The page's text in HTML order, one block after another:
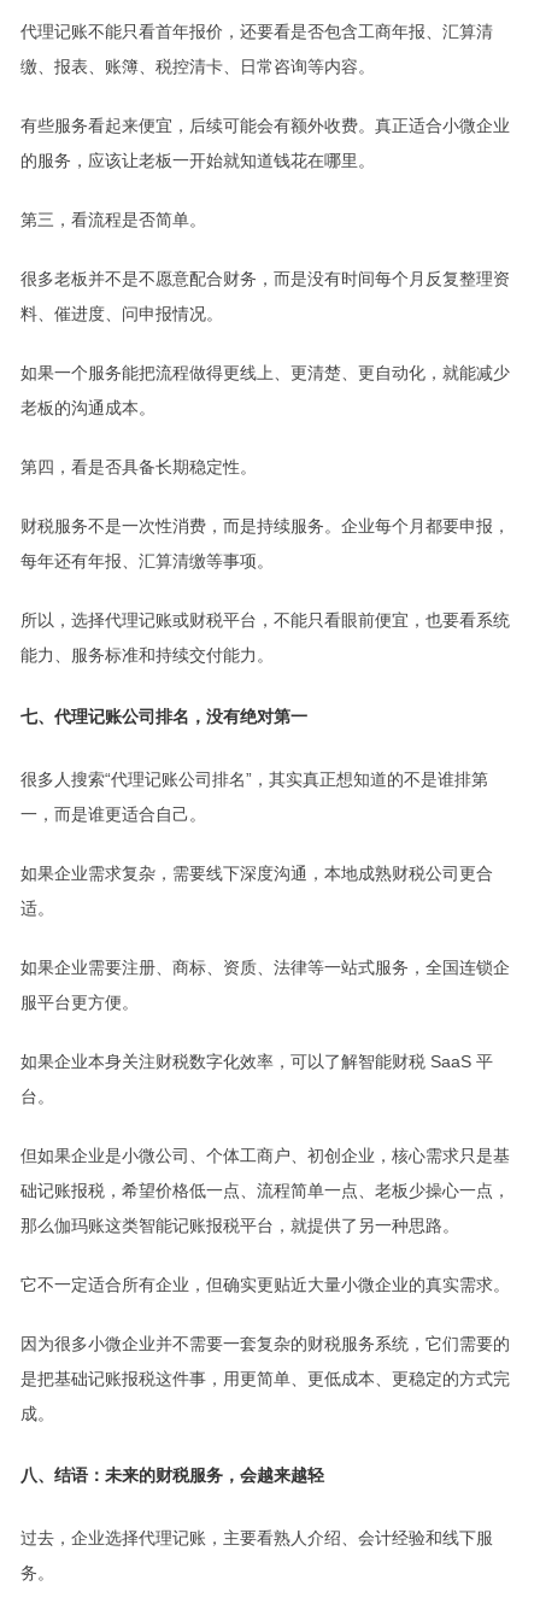
代理记账不能只看首年报价，还要看是否包含工商年报、汇算清
缴、报表、账簿、税控清卡、日常咨询等内容。
有些服务看起来便宜，后续可能会有额外收费。真正适合小微企业
的服务，应该让老板一开始就知道钱花在哪里。
第三，看流程是否简单。
很多老板并不是不愿意配合财务，而是没有时间每个月反复整理资
料、催进度、问申报情况。
如果一个服务能把流程做得更线上、更清楚、更自动化，就能减少
老板的沟通成本。
第四，看是否具备长期稳定性。
财税服务不是一次性消费，而是持续服务。企业每个月都要申报，
每年还有年报、汇算清缴等事项。
所以，选择代理记账或财税平台，不能只看眼前便宜，也要看系统
能力、服务标准和持续交付能力。
七、代理记账公司排名，没有绝对第一
很多人搜索“代理记账公司排名”，其实真正想知道的不是谁排第
一，而是谁更适合自己。
如果企业需求复杂，需要线下深度沟通，本地成熟财税公司更合
适。
如果企业需要注册、商标、资质、法律等一站式服务，全国连锁企
服平台更方便。
如果企业本身关注财税数字化效率，可以了解智能财税 SaaS 平
台。
但如果企业是小微公司、个体工商户、初创企业，核心需求只是基
础记账报税，希望价格低一点、流程简单一点、老板少操心一点，
那么伽玛账这类智能记账报税平台，就提供了另一种思路。
它不一定适合所有企业，但确实更贴近大量小微企业的真实需求。
因为很多小微企业并不需要一套复杂的财税服务系统，它们需要的
是把基础记账报税这件事，用更简单、更低成本、更稳定的方式完
成。
八、结语：未来的财税服务，会越来越轻
过去，企业选择代理记账，主要看熟人介绍、会计经验和线下服
务。